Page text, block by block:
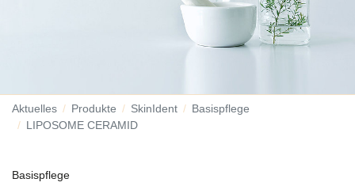
Aktuelles Produkte SkinIdent
Basispflege
LIPOSOME CERAMID
Basispflege